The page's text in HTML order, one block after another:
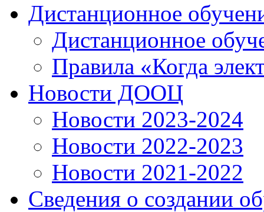
Дистанционное
Дистанционное
Правила «Когда
Новости ДООЦ
Новости 2023-2024
Новости 2022-2023
Новости 2021-2022
Сведения о создании